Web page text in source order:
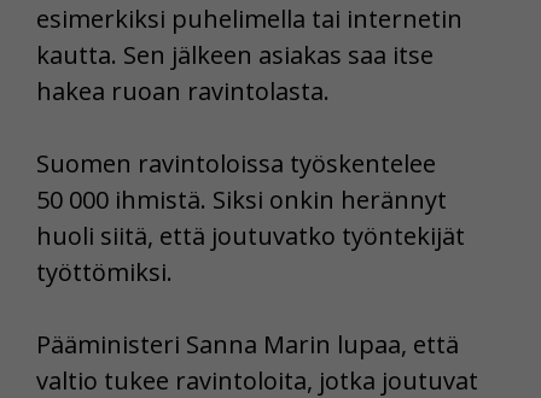
esimerkiksi puhelimella tai internetin
kautta. Sen jälkeen asiakas saa itse
hakea ruoan ravintolasta.
Suomen ravintoloissa työskentelee
50 000 ihmistä. Siksi onkin herännyt
huoli siitä, että joutuvatko työntekijät
työttömiksi.
Pääministeri Sanna Marin lupaa, että
valtio tukee ravintoloita, jotka joutuvat